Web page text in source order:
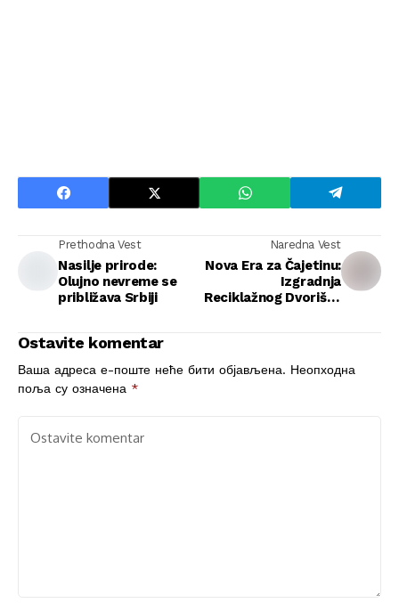
Prethodna Vest
Nasilje prirode:
Olujno nevreme se
približava Srbiji
Naredna Vest
Nova Era za Čajetinu:
Izgradnja
Reciklažnog Dvorišta
Ostavite komentar
Ваша адреса е-поште неће бити објављена. Неопходна
поља су означена *